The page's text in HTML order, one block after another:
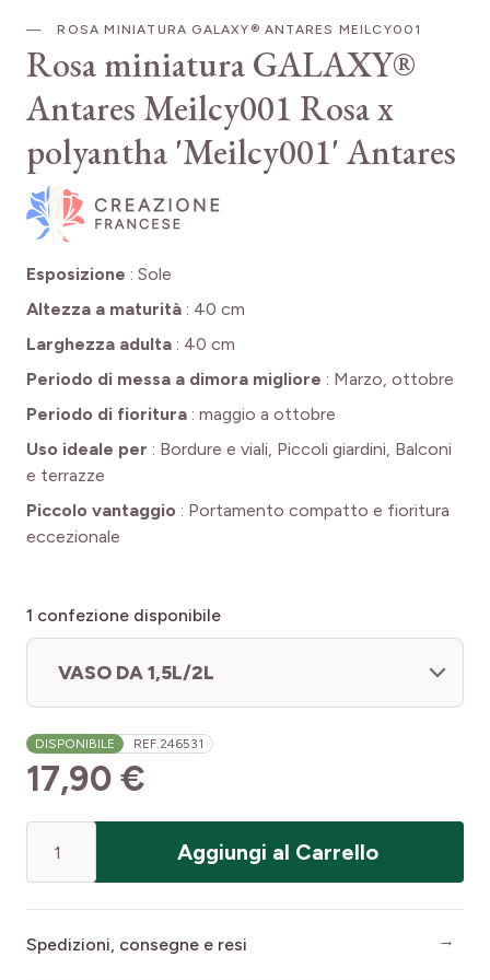
ROSA MINIATURA GALAXY® ANTARES MEILCY001
Rosa miniatura GALAXY®
Antares Meilcy001 Rosa x
polyantha 'Meilcy001' Antares
Esposizione : Sole
Altezza a maturità : 40 cm
Larghezza adulta : 40 cm
Periodo di messa a dimora migliore : Marzo, ottobre
Periodo di fioritura : maggio a ottobre
Uso ideale per : Bordure e viali, Piccoli giardini, Balconi
e terrazze
Piccolo vantaggio : Portamento compatto e fioritura
eccezionale
1 confezione disponibile
VASO DA 1,5L/2L
DISPONIBILE REF.246531
17,90 €
Aggiungi al Carrello
Spedizioni, consegne e resi